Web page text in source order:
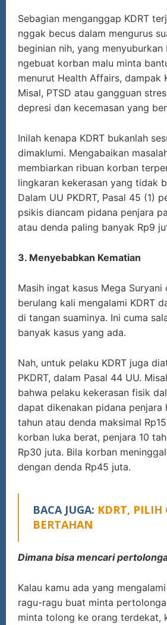
Sebagian menganggap KDRT
nggak becus dalam mengurus
beginian nih, yang menyuburkan
ngebuat korban malu minta
menurut Health Affairs, dampak
Misal, PTSD atau gangguan
depresi dan kecemasan yang
Inilah kenapa KDRT bukanlah
dimaklumi. Mengabaikan
membiarkan ribuan korban
lingkaran kekerasan yang tidak
Dalam UU PKDRT, Pasal 45 (1)
psikis diancam pidana penjara
atau denda paling banyak Rp9
3. Menyebabkan Kematian
Masih ingat kasus Mega Suryani
berulang kali mengalami KDRT
di tangan suaminya. Ini cuma
banyak kasus yang ada.
Nah, untuk pelaku KDRT juga
PKDRT, dalam Pasal 44 UU.
bahwa pelaku kekerasan fisik
dapat dikenakan pidana penjara
tahun atau denda maksimal
korban luka berat, penjara 10
Rp30 juta. Bila korban
dengan denda Rp45 juta.
BACA JUGA: KDRT, PILIH
BERTAHAN
Dimana bisa mencari
Kalau kamu ada yang
ragu-ragu buat minta
minta tolong ke orang terdekat,